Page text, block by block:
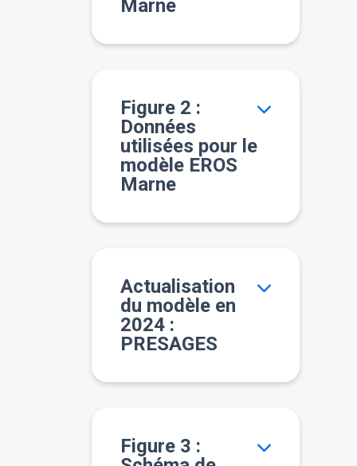
Marne
Figure 2 :
Données
utilisées pour le
modèle EROS
Marne
Actualisation
du modèle en
2024 :
PRESAGES
Figure 3 :